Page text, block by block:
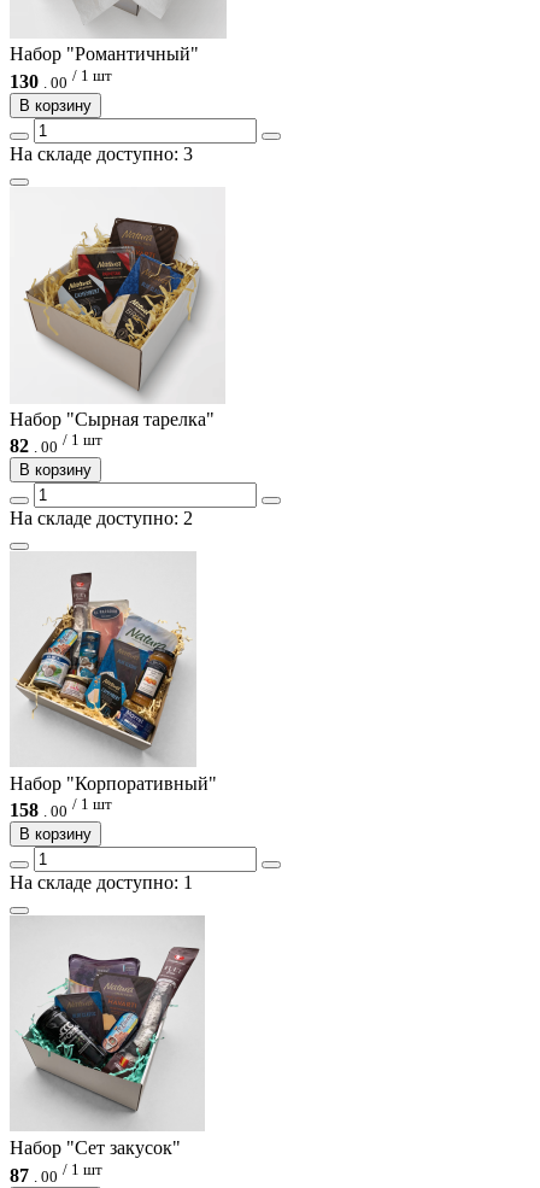
Набор "Романтичный"
130
00 / 1 шт
В корзину
На складе доступно: 3
Набор "Сырная тарелка"
82 . 00 / 1 шт
В корзину
На складе доступно: 2
Набор "Корпоративный"
158 . 00 / 1 шт
В корзину
На складе доступно: 1
Набор "Сет закусок"
87
00 / 1 шт